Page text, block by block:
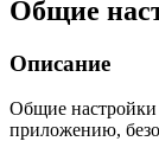
Общие
Описание
Общие
приложению,